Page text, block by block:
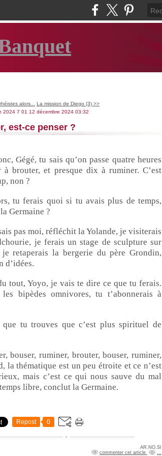
alors...
La mission de Diego (3) >>
2024 7 01 12 décembre 2024 03:32
est-ce penser ?
Gégé, tu sais qu’on passe quatre heures
à brouter, et presque dix à ruminer. C’est
non ?
tu ferais quoi si tu avais plus de temps,
Germaine ?
pas moi, réfléchit la Yolande, je visiterais
je ferais un stage de sculpture sur
je retaperais la bergerie du père Grondin,
d’idées.
tout, Yoyo, je vais te dire ce que tu ferais.
les bipèdes omnivores, tu t’abonnerais à
que tu trouves que c’est plus spirituel de
bouser, ruminer, brouter, bouser, ruminer,
la thématique est un peu étroite et ce n’est
mais c’est ce qui nous sauve du mal
libre, conclut la Germaine.
Repost 0
AR.NO.SI
commenter cet article